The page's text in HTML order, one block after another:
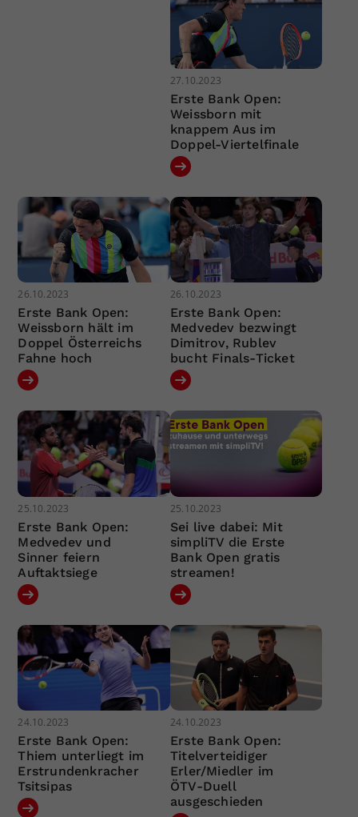
27.10.2023
Erste Bank Open:
Weissborn mit
knappem Aus im
Doppel-Viertelfinale
26.10.2023
Erste Bank Open:
Weissborn hält im
Doppel Österreichs
Fahne hoch
26.10.2023
Erste Bank Open:
Medvedev bezwingt
Dimitrov, Rublev
bucht Finals-Ticket
25.10.2023
Erste Bank Open:
Medvedev und
Sinner feiern
Auftaktsiege
25.10.2023
Sei live dabei: Mit
simpliTV die Erste
Bank Open gratis
streamen!
24.10.2023
Erste Bank Open:
Thiem unterliegt im
Erstrundenkracher
Tsitsipas
24.10.2023
Erste Bank Open:
Titelverteidiger
Erler/Miedler im
ÖTV-Duell
ausgeschieden